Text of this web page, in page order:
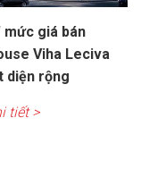
mức giá bán
Viha Leciva
diện rộng
tiết >